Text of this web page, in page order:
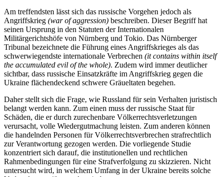
Am treffendsten lässt sich das russische Vorgehen jedoch als
Angriffskrieg (war of aggression) beschreiben. Dieser Begriff hat
seinen Ursprung in den Statuten der Internationalen
Militärgerichtshöfe von Nürnberg und Tokio. Das Nürnberger
Tribunal bezeichnete die Führung eines Angriffskrieges als das
schwerwiegendste internationale Verbrechen (it contains within itself
the accumulated evil of the whole). Zudem wird immer deutlicher
sichtbar, dass russische Einsatzkräfte im Angriffskrieg gegen die
Ukraine flächendeckend schwere Gräueltaten begehen.
Daher stellt sich die Frage, wie Russland für sein Verhalten juristisch
belangt werden kann. Zum einen muss der russische Staat für
Schäden, die er durch zurechenbare Völkerrechtsverletzungen
verursacht, volle Wiedergutmachung leisten. Zum anderen kön­nen
die handelnden Personen für Völkerrechtsverbrechen strafrechtlich
zur Verantwortung gezogen wer­den. Die vorliegende Studie
konzentriert sich darauf, die institutionellen und rechtlichen
Rahmenbedingungen für eine Strafverfolgung zu skizzieren. Nicht
untersucht wird, in welchem Umfang in der Ukraine bereits solche